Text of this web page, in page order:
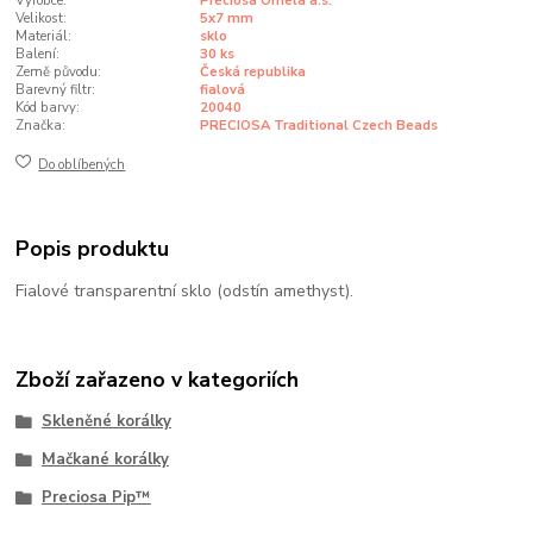
Velikost:
5x7 mm
Materiál:
sklo
Balení:
30 ks
Země původu:
Česká republika
Barevný filtr:
fialová
Kód barvy:
20040
Značka:
PRECIOSA Traditional Czech Beads
Do oblíbených
Popis produktu
Fialové transparentní sklo (odstín amethyst).
Zboží zařazeno v kategoriích
Skleněné korálky
Mačkané korálky
Preciosa Pip™